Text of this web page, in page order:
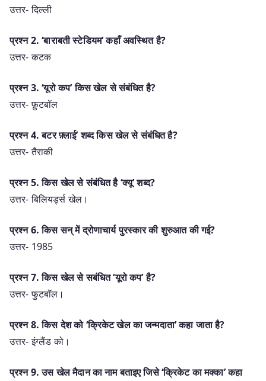
उत्तर- दिल्ली
प्रश्न 2. ‘बाराबती स्टेडियम’ कहाँ अवस्थित है?
उत्तर- कटक
प्रश्न 3. ‘यूरो कप’ किस खेल से संबंधित है?
उत्तर- फ़ुटबॉल
प्रश्न 4. बटर फ़्लाई’ शब्द किस खेल से संबंधित है?
उत्तर- तैराकी
प्रश्न 5. किस खेल से संबंधित है ‘क्यू’ शब्द?
उत्तर- बिलियर्ड्स खेल।
प्रश्न 6. किस सन् में द्रोणाचार्य पुरस्कार की शुरुआत की गई?
उत्तर- 1985
प्रश्न 7. किस खेल से सबंधित ‘यूरो कप’ है?
उत्तर- फुटबॉल।
प्रश्न 8. किस देश को ‘क्रिकेट खेल का जन्मदाता’ कहा जाता है?
उत्तर- इंग्लैंड को।
प्रश्न 9. उस खेल मैदान का नाम बताइए जिसे ‘क्रिकेट का मक्का’ कहा